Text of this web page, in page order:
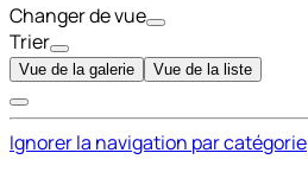
Changer de vue
Trier
Vue de la galerie Vue de la liste
Ignorer la navigation par catégorie